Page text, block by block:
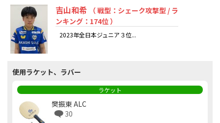
吉山和希
（ 戦型：シェーク攻撃型 / ラ
ンキング：174位 ）
2023年全日本ジュニア３位...
使用ラケット、ラバー
ラケット
樊振東 ALC
30